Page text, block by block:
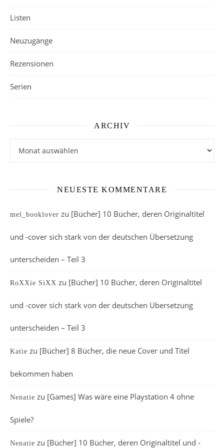
Listen
Neuzugänge
Rezensionen
Serien
ARCHIV
NEUESTE KOMMENTARE
mel_booklover zu [Bücher] 10 Bücher, deren Originaltitel
und -cover sich stark von der deutschen Übersetzung
unterscheiden – Teil 3
RoXXie SiXX zu [Bücher] 10 Bücher, deren Originaltitel
und -cover sich stark von der deutschen Übersetzung
unterscheiden – Teil 3
Katie zu [Bücher] 8 Bücher, die neue Cover und Titel
bekommen haben
Nenatie zu [Games] Was wäre eine Playstation 4 ohne
Spiele?
Nenatie zu [Bücher] 10 Bücher, deren Originaltitel und -